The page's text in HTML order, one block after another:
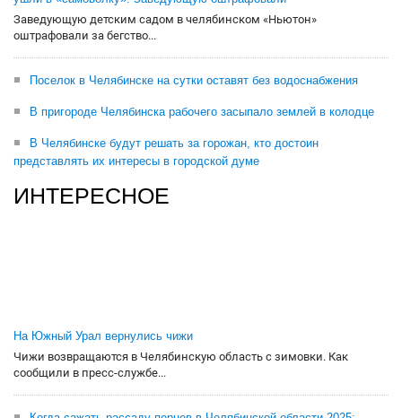
Заведующую детским садом в челябинском «Ньютон»
оштрафовали за бегство...
Поселок в Челябинске на сутки оставят без водоснабжения
В пригороде Челябинска рабочего засыпало землей в колодце
В Челябинске будут решать за горожан, кто достоин
представлять их интересы в городской думе
ИНТЕРЕСНОЕ
На Южный Урал вернулись чижи
Чижи возвращаются в Челябинскую область с зимовки. Как
сообщили в пресс-службе...